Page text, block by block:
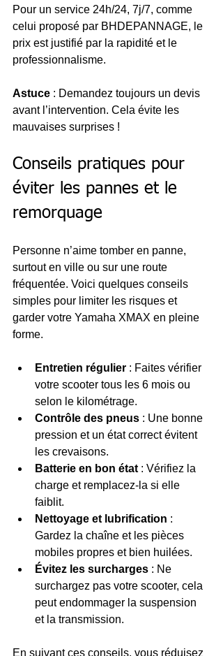
Pour un service 24h/24, 7j/7, comme
celui proposé par BHDEPANNAGE, le
prix est justifié par la rapidité et le
professionnalisme.
Astuce : Demandez toujours un devis
avant l’intervention. Cela évite les
mauvaises surprises !
Conseils pratiques pour
éviter les pannes et le
remorquage
Personne n’aime tomber en panne,
surtout en ville ou sur une route
fréquentée. Voici quelques conseils
simples pour limiter les risques et
garder votre Yamaha XMAX en pleine
forme.
Entretien régulier : Faites vérifier
votre scooter tous les 6 mois ou
selon le kilométrage.
Contrôle des pneus : Une bonne
pression et un état correct évitent
les crevaisons.
Batterie en bon état : Vérifiez la
charge et remplacez-la si elle
faiblit.
Nettoyage et lubrification :
Gardez la chaîne et les pièces
mobiles propres et bien huilées.
Évitez les surcharges : Ne
surchargez pas votre scooter, cela
peut endommager la suspension
et la transmission.
En suivant ces conseils, vous réduisez